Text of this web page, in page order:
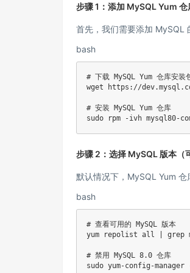
步骤 1：添加 MySQL Yum 仓
首先，我们需要添加 MySQL
bash
# 下载 MySQL Yum 仓库安装
wget https://
# 安装 MySQL Yum 仓库
sudo rpm -ivh mysql80-
步骤 2：选择 MySQL 版本（
默认情况下，MySQL Yum
bash
# 查看可用的 MySQL 版本
yum repolist all | grep
# 禁用 MySQL 8.0 仓库
sudo yum-config-